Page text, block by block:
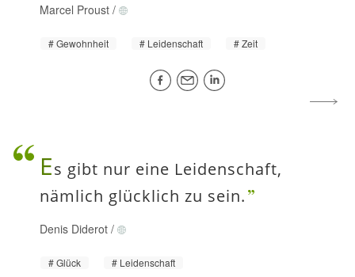
Marcel Proust /
Gewohnheit Leidenschaft Zeit
Es gibt nur eine Leidenschaft,
nämlich glücklich zu sein.
Denis Diderot /
Glück Leidenschaft